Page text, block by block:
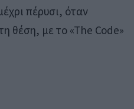
πέρυσι, όταν
θέση, με το «The Code»